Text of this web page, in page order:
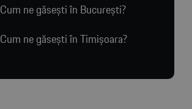
Cum ne găsești în București?
Cum ne găsești în Timișoara?